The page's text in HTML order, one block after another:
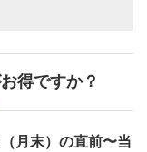
得ですか？
月末）の直前〜当